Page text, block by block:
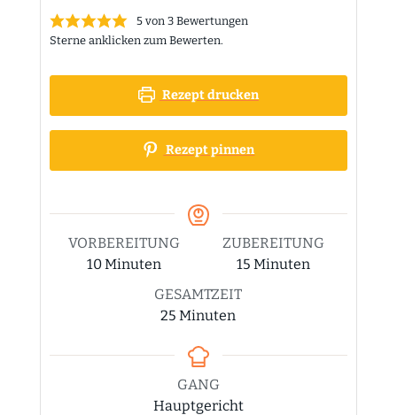
5von 3Bewertungen
Sterne anklicken zum Bewerten.
Rezept drucken
Rezept pinnen
VORBEREITUNG
10Minuten
Minuten
ZUBEREITUNG
15Minuten
Minuten
GESAMTZEIT
25 Minuten
Minuten
GANG
Hauptgericht